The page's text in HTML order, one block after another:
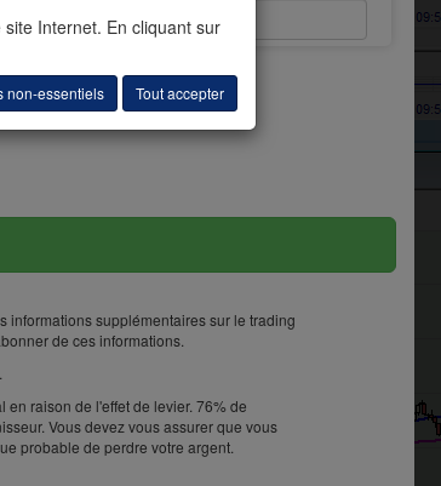
Captcha
informations supplémentaires sur le trading
de ces informations.
raison de l'effet de levier. 76% de
Vous devez vous assurer que vous
probable de perdre votre argent.
Internet. En cliquant sur
non-essentiels Tout accepter